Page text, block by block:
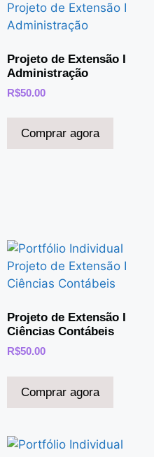
Projeto de Extensão I
Administração
R$50.00
Comprar agora
Projeto de Extensão I
Ciências Contábeis
R$50.00
Comprar agora